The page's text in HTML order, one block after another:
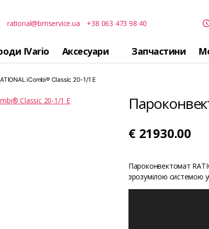
rational@bmservice.ua +38 063 473 98 40
IVario Аксесуари Запчастини
iCombi® Classic 20-1/1 E
€ 21930.00
Пароконвектомат
зрозумілою системою